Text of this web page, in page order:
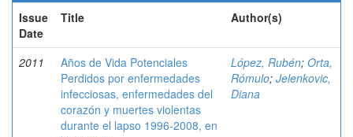
Issue
Date
Title Author(s)
2011
Años de Vida Potenciales
Perdidos por enfermedades
infecciosas, enfermedades del
corazón y muertes violentas
durante el lapso 1996-2008, en
López, Rubén; Orta,
Rómulo; Jelenkovic,
Diana